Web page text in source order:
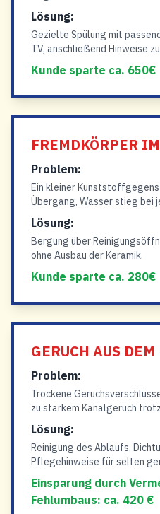
Lösung:
Gezielte Spülung mit
TV, anschließend Hinweise
Kunde sparte ca. 650€
FREMDKÖRPER
Problem:
Ein kleiner
Übergang, Wasser stieg bei
Lösung:
Bergung über
ohne Ausbau der Keramik.
Kunde sparte ca. 280€
GERUCH AUS
Problem:
Trockene
zu starkem Kanalgeruch
Lösung:
Reinigung des Ablaufs,
Pflegehinweise für selten
Einsparung durch
Fehlumbaus: ca. 420 €